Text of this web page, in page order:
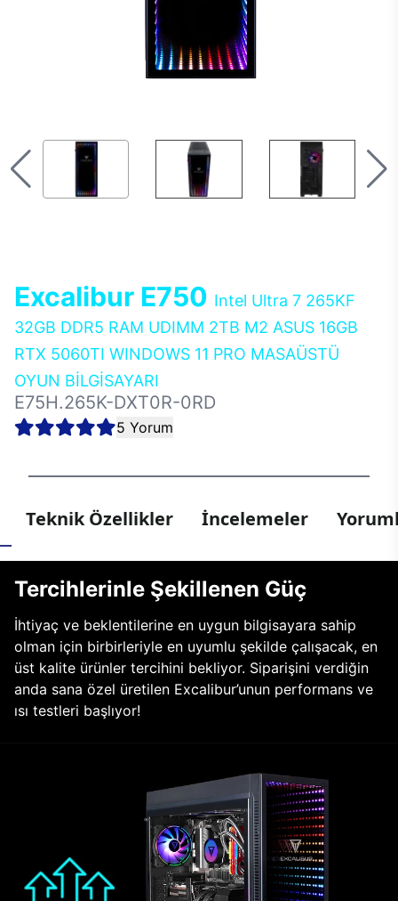
Excalibur E750 Intel Ultra 7 265KF
32GB DDR5 RAM UDIMM 2TB M2 ASUS 16GB
RTX 5060TI WINDOWS 11 PRO MASAÜSTÜ
OYUN BİLGİSAYARI
E75H.265K-DXT0R-0RD
5 Yorum
Teknik Özellikler İncelemeler
Tercihlerinle Şekillenen Güç
İhtiyaç ve beklentilerine en uygun bilgisayara sahip
olman için birbirleriyle en uyumlu şekilde çalışacak, en
üst kalite ürünler tercihini bekliyor. Siparişini verdiğin
anda sana özel üretilen Excalibur’unun performans ve
ısı testleri başlıyor!